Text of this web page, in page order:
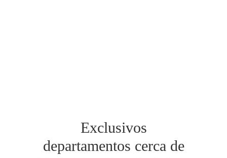
Exclusivos
departamentos cerca de